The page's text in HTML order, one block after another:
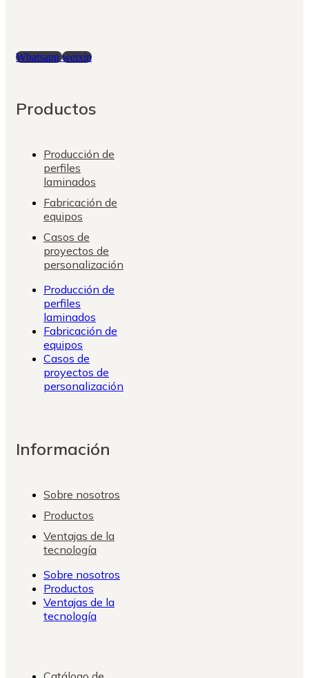
Whatsapp weixin
Productos
Producción de
perfiles
laminados
Fabricación de
equipos
Casos de
proyectos de
personalización
Producción de
perfiles
laminados
Fabricación de
equipos
Casos de
proyectos de
personalización
Información
Sobre nosotros
Productos
Ventajas de la
tecnología
Sobre nosotros
Productos
Ventajas de la
tecnología